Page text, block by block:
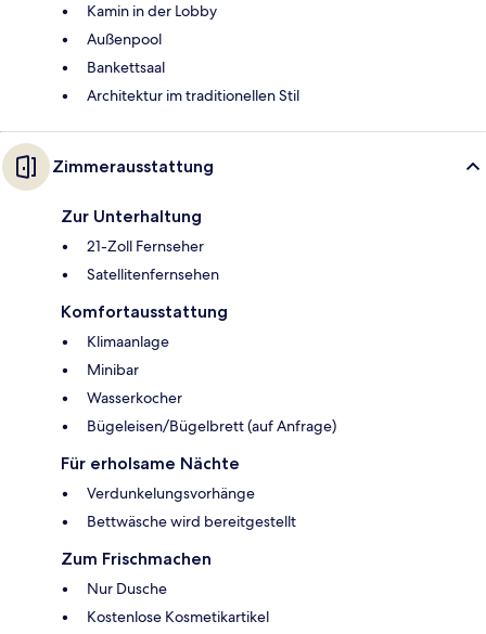
Kamin in der Lobby
Außenpool
Bankettsaal
Architektur im traditionellen Stil
Zimmerausstattung
Zur Unterhaltung
21-Zoll Fernseher
Satellitenfernsehen
Komfortausstattung
Klimaanlage
Minibar
Wasserkocher
Bügeleisen/Bügelbrett (auf Anfrage)
Für erholsame Nächte
Verdunkelungsvorhänge
Bettwäsche wird bereitgestellt
Zum Frischmachen
Nur Dusche
Kostenlose Kosmetikartikel